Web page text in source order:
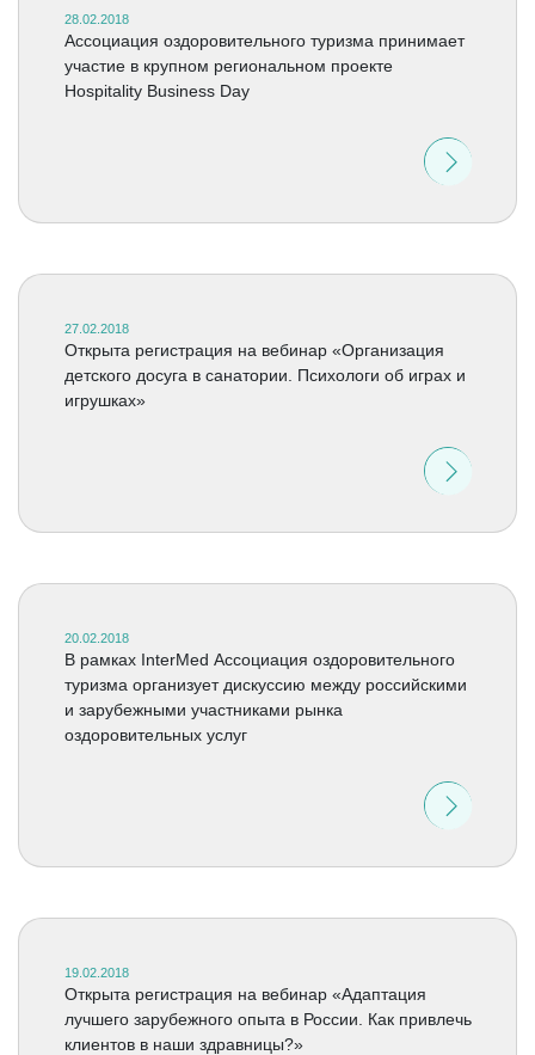
28.02.2018
Ассоциация оздоровительного туризма принимает
участие в крупном региональном проекте
Hospitality Business Day
27.02.2018
Открыта регистрация на вебинар «Организация
детского досуга в санатории. Психологи об играх и
игрушках»
20.02.2018
В рамках InterMed Ассоциация оздоровительного
туризма организует дискуссию между российскими
и зарубежными участниками рынка
оздоровительных услуг
19.02.2018
Открыта регистрация на вебинар «Адаптация
лучшего зарубежного опыта в России. Как привлечь
клиентов в наши здравницы?»